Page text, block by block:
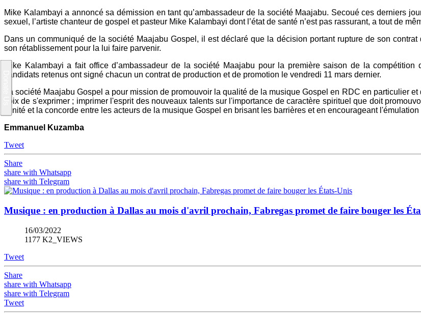
Mike Kalambayi a annoncé sa démission en tant qu’ambassadeur de la société Maajabu. Secoué ces derniers
sexuel, l’artiste chanteur de gospel et pasteur Mike Kalambayi dont l’état de santé n’est pas rassurant, a tout de
Dans un communiqué de la société Maajabu Gospel, il est déclaré que la décision portant rupture de son
son rétablissement pour la lui faire parvenir.
Mike Kalambayi a fait office d’ambassadeur de la société Maajabu pour la première saison de la compétition
candidats retenus ont signé chacun un contrat de production et de promotion le vendredi 11 mars dernier.
La société Maajabu Gospel a pour mission de promouvoir la qualité de la musique Gospel en RDC en particulier
voix de s'exprimer ; imprimer l'esprit des nouveaux talents sur l'importance de caractère spirituel que doit
l'unité et la concorde entre les acteurs de la musique Gospel en brisant les barrières et en encourageant
Emmanuel Kuzamba
Tweet
Share
share with Whatsapp
share with Telegram
Musique : en production à Dallas au mois d'avril prochain, Fabregas promet de faire bouger les
16/03/2022
1177 K2_VIEWS
Tweet
Share
share with Whatsapp
share with Telegram
Tweet